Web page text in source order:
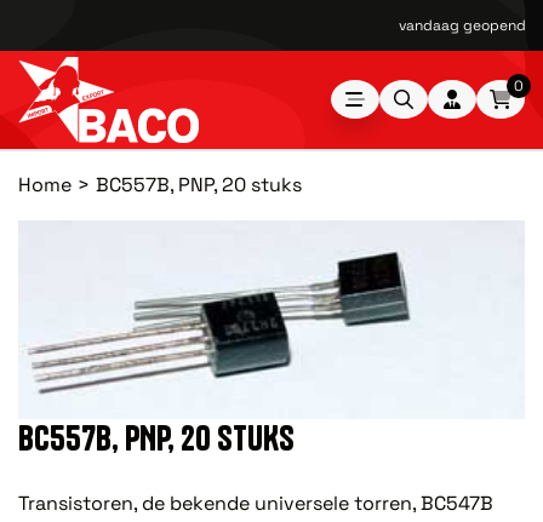
vandaag geopend
0
Home BC557B, PNP, 20 stuks
BC557B, PNP, 20 STUKS
Transistoren, de bekende universele torren, BC547B